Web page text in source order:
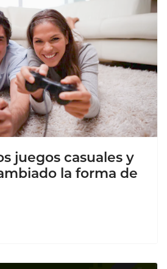
juegos casuales y
la forma de